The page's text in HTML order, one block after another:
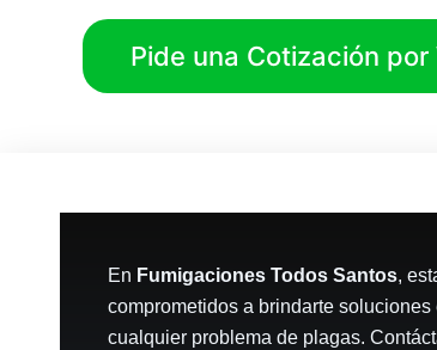
Pide una Cotización
En Fumigaciones Todos Santos,
comprometidos a brindarte soluciones
cualquier problema de plagas.